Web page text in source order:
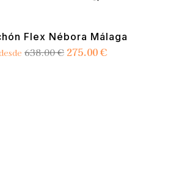
Flex Nébora Málaga
638.00€ 275.00€